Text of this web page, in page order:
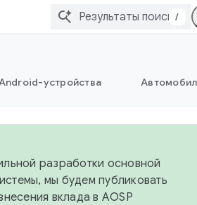
/
устройства
разработки основной
мы будем публиковать
вклада в AOSP